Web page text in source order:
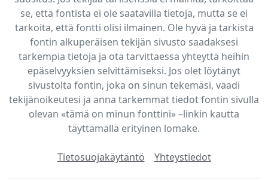
se, että fontista ei ole saatavilla tietoja, mutta se ei
tarkoita, että fontti olisi ilmainen. Ole hyvä ja tarkista
fontin alkuperäisen tekijän sivusto saadaksesi
tarkempia tietoja ja ota tarvittaessa yhteyttä heihin
epäselvyyksien selvittämiseksi. Jos olet löytänyt
sivustolta fontin, joka on sinun tekemäsi, vaadi
tekijänoikeutesi ja anna tarkemmat tiedot fontin sivulla
olevan «tämä on minun fonttini» –linkin kautta
täyttämällä erityinen lomake.
Tietosuojakäytäntö Yhteystiedot